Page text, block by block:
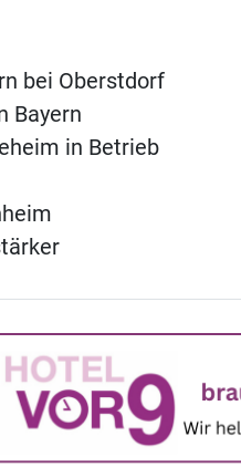
bei Oberstdorf
Bayern
in Betrieb